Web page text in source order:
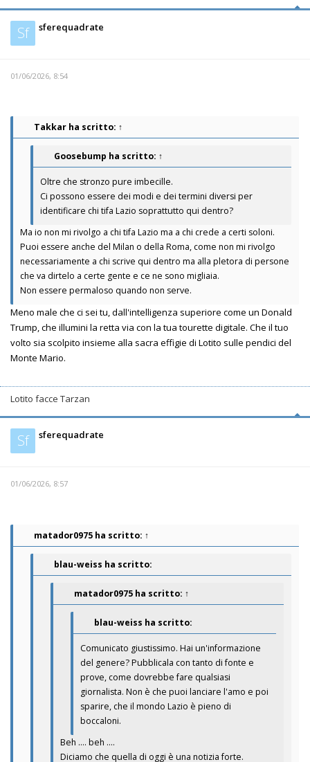
Sf sferequadrate
01/06/2026, 8:54
Takkar ha scritto: ↑
Goosebump ha scritto: ↑
Oltre che stronzo pure imbecille.
Ci possono essere dei modi e dei termini diversi per
identificare chi tifa Lazio soprattutto qui dentro?
Ma io non mi rivolgo a chi tifa Lazio ma a chi crede a certi soloni.
Puoi essere anche del Milan o della Roma, come non mi rivolgo
necessariamente a chi scrive qui dentro ma alla pletora di persone
che va dirtelo a certe gente e ce ne sono migliaia.
Non essere permaloso quando non serve.
Meno male che ci sei tu, dall'intelligenza superiore come un Donald
Trump, che illumini la retta via con la tua tourette digitale. Che il tuo
volto sia scolpito insieme alla sacra effigie di Lotito sulle pendici del
Monte Mario.
Lotito facce Tarzan
Sf sferequadrate
01/06/2026, 8:57
matador0975 ha scritto: ↑
blau-weiss ha scritto:
matador0975 ha scritto: ↑
blau-weiss ha scritto:
Comunicato giustissimo. Hai un'informazione
del genere? Pubblicala con tanto di fonte e
prove, come dovrebbe fare qualsiasi
giornalista. Non è che puoi lanciare l'amo e poi
sparire, che il mondo Lazio è pieno di
boccaloni.
Beh .... beh ....
Diciamo che quella di oggi è una notizia forte.